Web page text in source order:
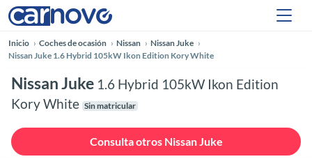
Inicio Coches de ocasión Nissan
Nissan Juke
Nissan Juke 1.6 Hybrid 105kW Ikon Edition Kory White
Nissan Juke 1.6 Hybrid 105kW Ikon Edition
Kory White Sin matricular
Consulta otros Nissan Juke